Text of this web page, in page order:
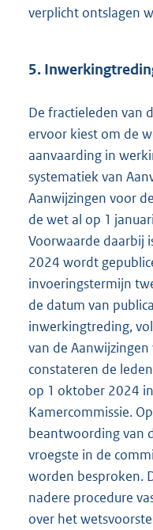
verplicht ontslagen
5.
De fractieleden van
ervoor kiest om de
aanvaarding in
systematiek van
Aanwijzingen voor
de wet al op 1
Voorwaarde daarbij
2024 wordt
invoeringstermijn
de datum van
inwerkingtreding,
van de
constateren de
op 1 oktober 2024
Kamercommissie.
beantwoording van
vroegste in de
worden besproken.
nadere procedure
over het